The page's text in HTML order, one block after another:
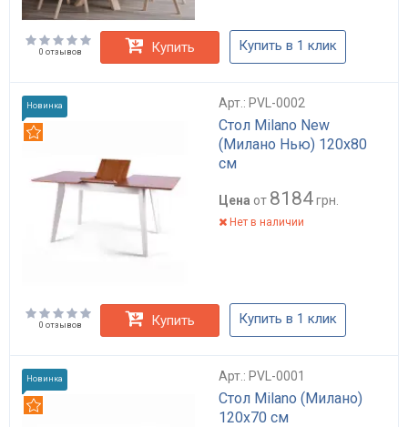
0 отзывов Купить Купить в 1 клик
Новинка Арт.: PVL-0002
Стол Milano New
(Милано Нью) 120x80
см
Цена от 8184грн.
Нет в наличии
0 отзывов Купить Купить в 1 клик
Новинка Арт.: PVL-0001
Стол Milano (Милано)
120x70 см